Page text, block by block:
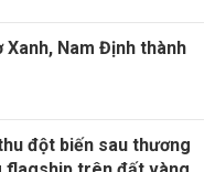
Xanh, Nam Định thành
đột biến sau thương